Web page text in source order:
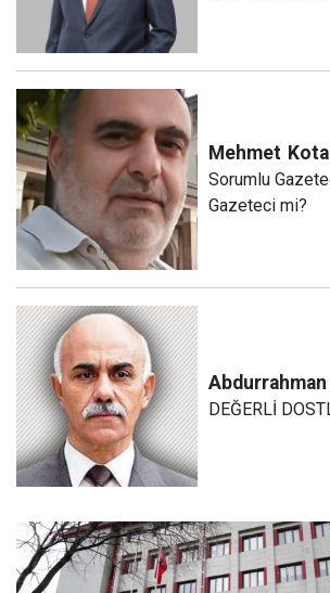
Mehmet
Sorumlu
Gazeteci mi?
Abdurrahman
DEĞERLİ